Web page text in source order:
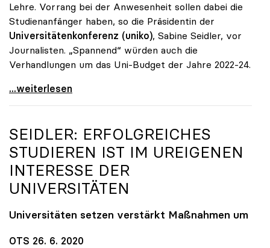
Lehre. Vorrang bei der Anwesenheit sollen dabei die
Studienanfänger haben, so die Präsidentin der
Universitätenkonferenz (uniko), Sabine Seidler, vor
Journalisten. „Spannend“ würden auch die
Verhandlungen um das Uni-Budget der Jahre 2022-24.
Unis: Ab Herbst „hybrid\", Budget „keine g'mahte
...weiterlesen
SEIDLER: ERFOLGREICHES
STUDIEREN IST IM UREIGENEN
INTERESSE DER
UNIVERSITÄTEN
Universitäten setzen verstärkt Maßnahmen um
OTS 26. 6. 2020